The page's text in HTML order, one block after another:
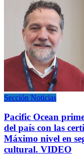
Sección Noticias
Pacific Ocean
del país con las
Máximo nivel en
cultural. VIDEO